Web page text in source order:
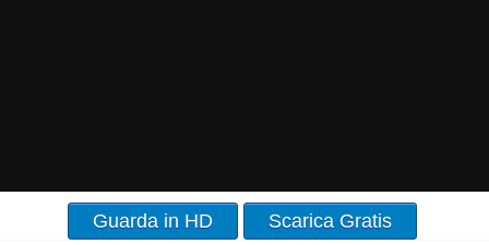
Guarda in HD Scarica Gratis